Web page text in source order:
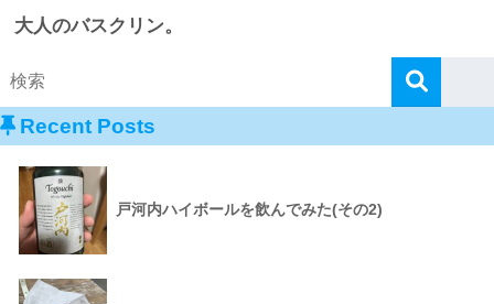
大人のバスクリン。
Recent Posts
戸河内ハイボールを飲んでみた(その2)